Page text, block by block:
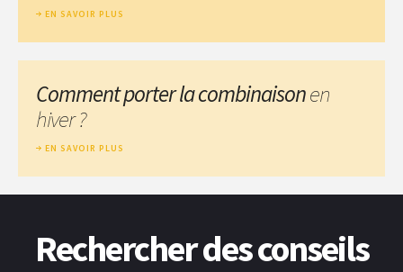
EN SAVOIR PLUS
Comment porter la combinaisonen
hiver ?
EN SAVOIR PLUS
Rechercher des conseils